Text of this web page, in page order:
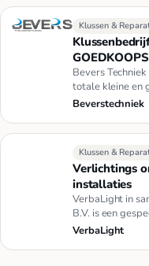
Klussen &
Bevers
totale kleine en
[dus een
Beverstechniek
Klussen &
Verlichtings
installaties
VerbaLight in
B.V. is een
verlichting onde…
VerbaLight